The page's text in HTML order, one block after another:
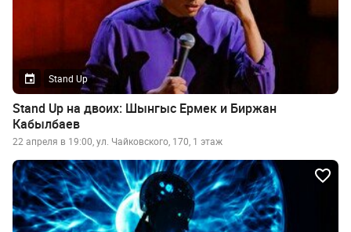
Stand Up
Stand Up на двоих: Шынгыс Ермек и Биржан
Кабылбаев
22 апреля в 19:00, ул. Чайковского, 170, 1 этаж